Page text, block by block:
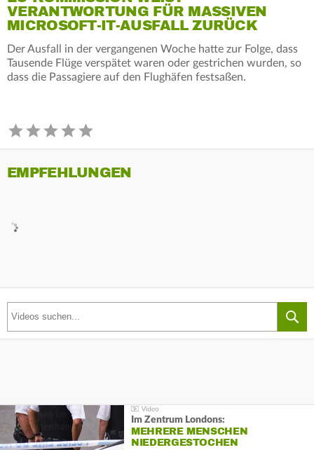
VERANTWORTUNG FÜR MASSIVEN
MICROSOFT-IT-AUSFALL ZURÜCK
Der Ausfall in der vergangenen Woche hatte zur Folge, dass
Tausende Flüge verspätet waren oder gestrichen wurden, so
dass die Passagiere auf den Flughäfen festsaßen.
EMPFEHLUNGEN
Im Zentrum Londons:
MEHRERE MENSCHEN
NIEDERGESTOCHEN